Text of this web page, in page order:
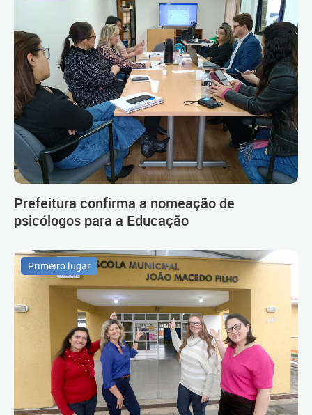
Prefeitura confirma a nomeação de
psicólogos para a Educação
Primeiro lugar